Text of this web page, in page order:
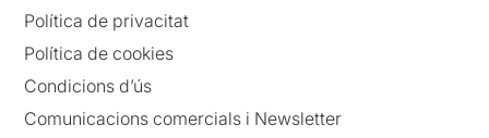
Política de privacitat
Política de cookies
Condicions d’ús
Comunicacions comercials i Newsletter